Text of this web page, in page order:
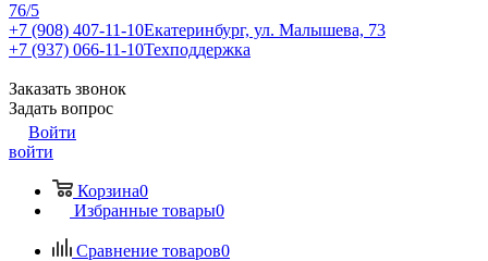
76/5
+7 (908) 407-11-10Екатеринбург, ул. Малышева, 73
+7 (937) 066-11-10Техподдержка
Заказать звонок
Задать вопрос
Войти
войти
Корзина0
Избранные товары0
Сравнение товаров0